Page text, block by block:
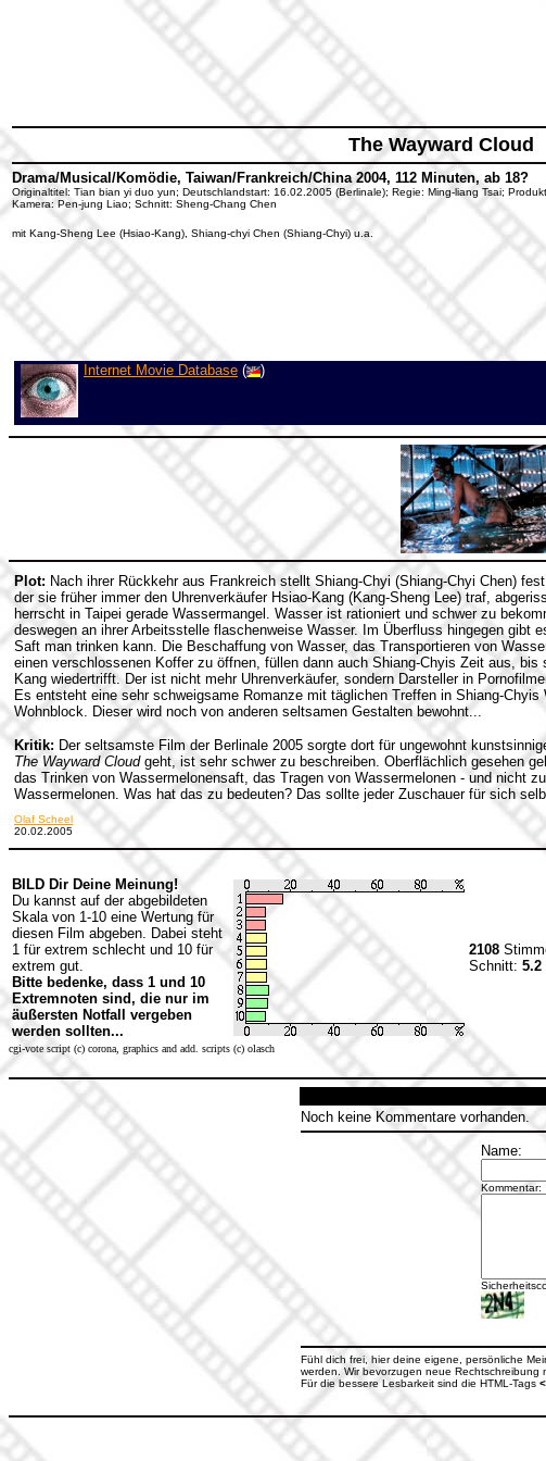
The Wayward Cloud
Drama/Musical/Komödie, Taiwan/Frankreich/China 2004, 112 Minuten, ab 18?
Originaltitel: Tian bian yi duo yun; Deutschlandstart: 16.02.2005 (Berlinale); Regie: Ming-liang Tsai;
Kamera: Pen-jung Liao; Schnitt: Sheng-Chang Chen
mit Kang-Sheng Lee (Hsiao-Kang), Shiang-chyi Chen (Shiang-Chyi) u.a.
Internet Movie Database ( )
Plot: Nach ihrer Rückkehr aus Frankreich stellt Shiang-Chyi (Shiang-Chyi Chen)
der sie früher immer den Uhrenverkäufer Hsiao-Kang (Kang-Sheng Lee) traf,
herrscht in Taipei gerade Wassermangel. Wasser ist rationiert und schwer zu
deswegen an ihrer Arbeitsstelle flaschenweise Wasser. Im Überfluss hingegen gibt
Saft man trinken kann. Die Beschaffung von Wasser, das Transportieren von
einen verschlossenen Koffer zu öffnen, füllen dann auch Shiang-Chyis Zeit aus, bis
Kang wiedertrifft. Der ist nicht mehr Uhrenverkäufer, sondern Darsteller in
Es entsteht eine sehr schweigsame Romanze mit täglichen Treffen in Shiang-Chyis
Wohnblock. Dieser wird noch von anderen seltsamen Gestalten bewohnt...
Kritik: Der seltsamste Film der Berlinale 2005 sorgte dort für ungewohnt
The Wayward Cloudgeht, ist sehr schwer zu beschreiben. Oberflächlich gesehen
das Trinken von Wassermelonensaft, das Tragen von Wassermelonen - und nicht
Wassermelonen. Was hat das zu bedeuten? Das sollte jeder Zuschauer für sich
Olaf Scheel
20.02.2005
BILD Dir Deine Meinung!
Du kannst auf der abgebildeten
Skala von 1-10 eine Wertung für
diesen Film abgeben. Dabei steht
1 für extrem schlecht und 10 für
extrem gut.
Bitte bedenke, dass 1 und 10
Extremnoten sind, die nur im
äußersten Notfall vergeben
werden sollten...
2108
Schnitt: 5.2
cgi-vote script (c) corona, graphics and add. scripts (c) olasch
Noch keine Kommentare vorhanden.
Name:
Kommentar:
Fühl dich frei, hier deine eigene, persönliche
werden. Wir bevorzugen neue Rechtschreibung
Für die bessere Lesbarkeit sind die HTML-Tags